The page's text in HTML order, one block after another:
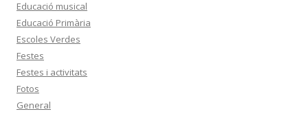
Educació musical
Educació Primària
Escoles Verdes
Festes
Festes i activitats
Fotos
General